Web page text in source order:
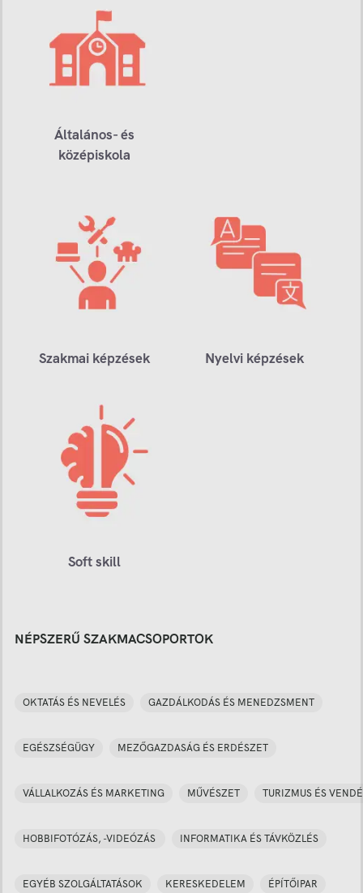
Általános- és
középiskola
Szakmai képzések Nyelvi képzések
Soft skill
NÉPSZERŰ SZAKMACSOPORTOK
OKTATÁS ÉS NEVELÉS GAZDÁLKODÁS ÉS MENEDZSMENT
EGÉSZSÉGÜGY MEZŐGAZDASÁG ÉS ERDÉSZET
VÁLLALKOZÁS ÉS MARKETING MŰVÉSZET TURIZMUS ÉS
HOBBIFOTÓZÁS, -VIDEÓZÁS INFORMATIKA ÉS TÁVKÖZLÉS
EGYÉB SZOLGÁLTATÁSOK KERESKEDELEM ÉPÍTŐIPAR